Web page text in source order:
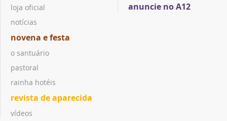
loja oficial
notícias
novena e festa
o santuário
pastoral
rainha hotéis
revista de aparecida
vídeos
anuncie no A12